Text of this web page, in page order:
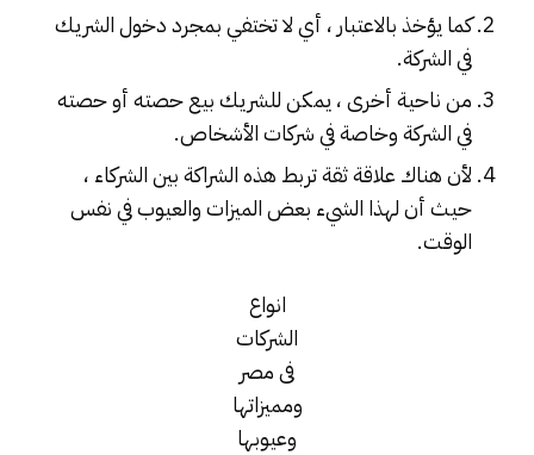
كما يؤخذ بالاعتبار ، أي لا تختفي بمجرد دخول الشريك
في الشركة.
من ناحية أخرى ، يمكن للشريك بيع حصته أو حصته
في الشركة وخاصة في شركات الأشخاص.
لأن هناك علاقة ثقة تربط هذه الشراكة بين الشركاء ،
حيث أن لهذا الشيء بعض الميزات والعيوب في نفس
الوقت.
انواع
الشركات
فى مصر
ومميزاتها
وعيوبها